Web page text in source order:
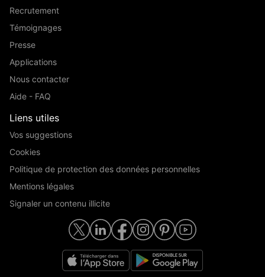
Recrutement
Témoignages
Presse
Applications
Nous contacter
Aide - FAQ
Liens utiles
Vos suggestions
Cookies
Politique de protection des données personnelles
Mentions légales
Signaler un contenu illicite